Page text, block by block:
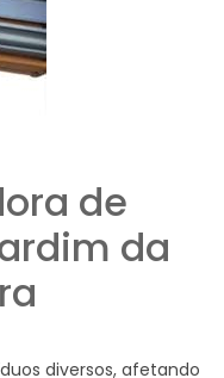
de
da
diversos, afetando